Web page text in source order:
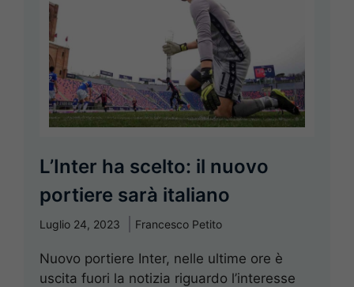
L’Inter ha scelto: il nuovo
portiere sarà italiano
Luglio 24, 2023 Francesco Petito
Nuovo portiere Inter, nelle ultime ore è
uscita fuori la notizia riguardo l’interesse